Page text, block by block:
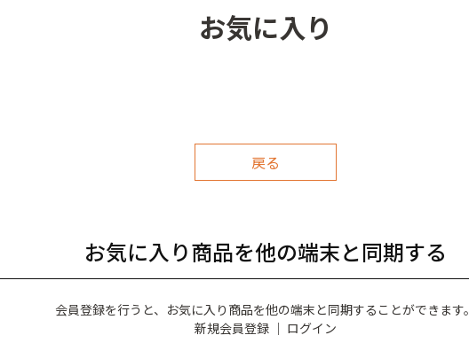
お気に入り
戻る
お気に入り商品を他の端末と同期する
会員登録を行うと、お気に入り商品を他の端末と同期することができます。
新規会員登録 ｜ ログイン